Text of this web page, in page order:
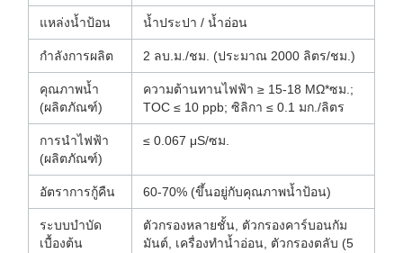
แหล่งน้ำป้อน น้ำประปา / น้ำอ่อน
กำลังการผลิต 2 ลบ.ม./ชม. (ประมาณ 2000 ลิตร/ชม.)
คุณภาพน้ำ
(ผลิตภัณฑ์)
ความต้านทานไฟฟ้า ≥ 15-18 MΩ*ซม.;
TOC ≤ 10 ppb; ซิลิกา ≤ 0.1 มก./ลิตร
การนำไฟฟ้า
(ผลิตภัณฑ์)
≤ 0.067 μS/ซม.
อัตราการกู้คืน 60-70% (ขึ้นอยู่กับคุณภาพน้ำป้อน)
ระบบบำบัด
เบื้องต้น
ตัวกรองหลายชั้น, ตัวกรองคาร์บอนกัม
มันต์, เครื่องทำน้ำอ่อน, ตัวกรองตลับ (5